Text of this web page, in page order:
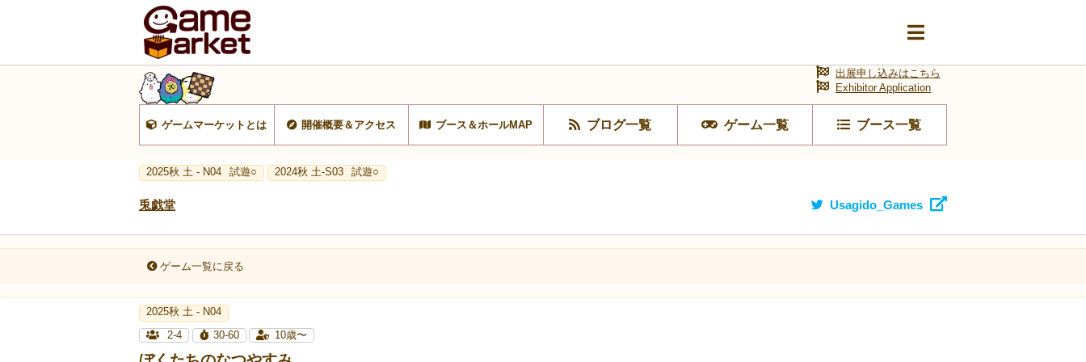
ゲームマーケットとは 開催概要＆アクセス ブース＆ホールMAP ブログ一覧 ゲーム一覧 ブース一覧
出展申し込みはこちら
Exhibitor Application
2025秋 土 - N04 試遊○ 2024秋 土-S03 試遊○
兎戯堂 Usagido_Games
ゲーム一覧に戻る
2025秋 土 - N04
2-4
30-60 10歳〜